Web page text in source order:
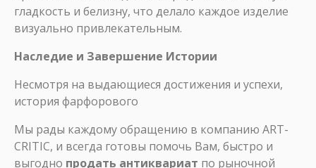
гладкость и белизну, что делало каждое изделие
визуально привлекательным.
Наследие и Завершение Истории
Несмотря на выдающиеся достижения и успехи,
история фарфорового
Мы рады каждому обращению в компанию ART-
CRITIC, и всегда готовы помочь Вам, быстро и
выгодно продать антиквариат по рыночной